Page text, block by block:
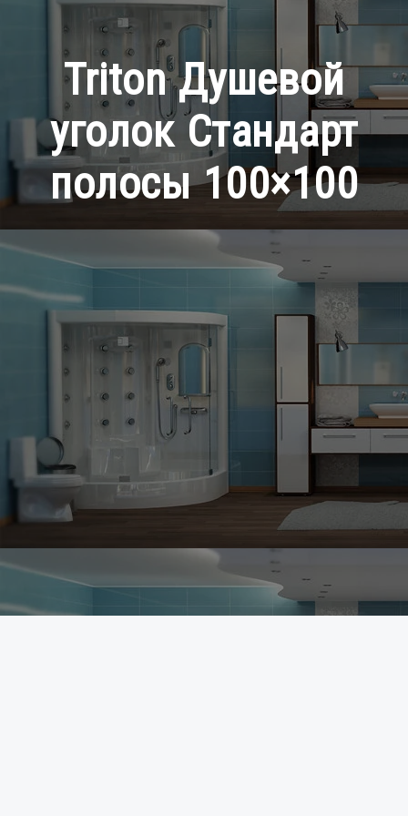
Triton Душевой
уголок Стандарт
полосы 100×100